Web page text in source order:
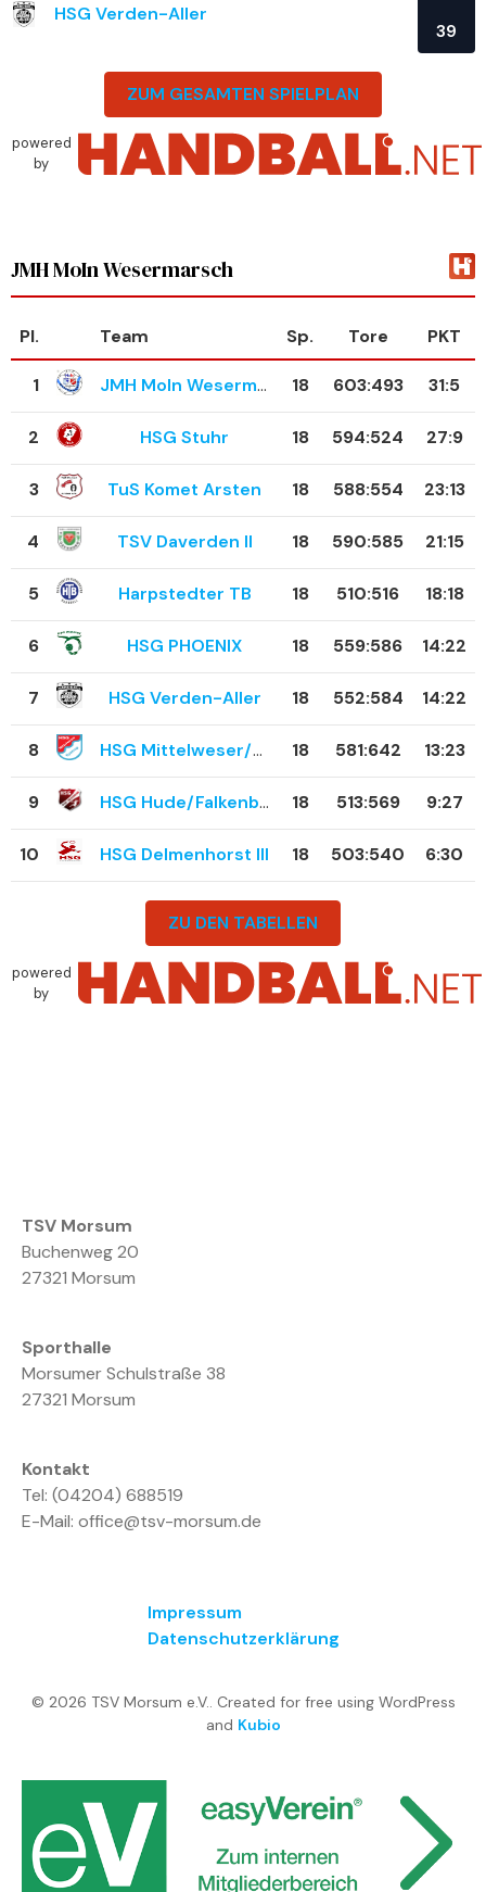
HSG Verden-Aller
39
ZUM GESAMTEN SPIELPLAN
powered
by
JMH MoIn Wesermarsch
Pl. Team Sp. Tore PKT
1 JMH MoIn Wesermarsch 18 603:493 31:5
2 HSG Stuhr 18 594:524 27:9
3 TuS Komet Arsten 18 588:554 23:13
4 TSV Daverden II 18 590:585 21:15
5 Harpstedter TB 18 510:516 18:18
6 HSG PHOENIX 18 559:586 14:22
7 HSG Verden-Aller 18 552:584 14:22
8 HSG Mittelweser/Eystrup 18 581:642 13:23
9 HSG Hude/Falkenburg 18 513:569 9:27
10 HSG Delmenhorst III 18 503:540 6:30
ZU DEN TABELLEN
powered
by
TSV Morsum
Buchenweg 20
27321 Morsum
Sporthalle
Morsumer Schulstraße 38
27321 Morsum
Kontakt
Tel: (04204) 688519
E-Mail: office@tsv-morsum.de
Impressum
Datenschutzerklärung
© 2026 TSV Morsum e.V.. Created for free using WordPress
and Kubio